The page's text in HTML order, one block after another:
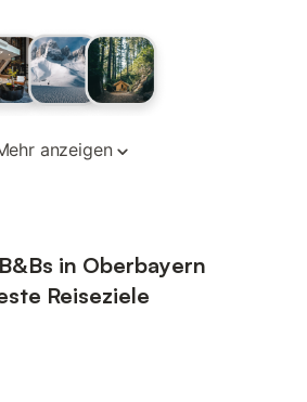
anzeigen
in Oberbayern
Reiseziele